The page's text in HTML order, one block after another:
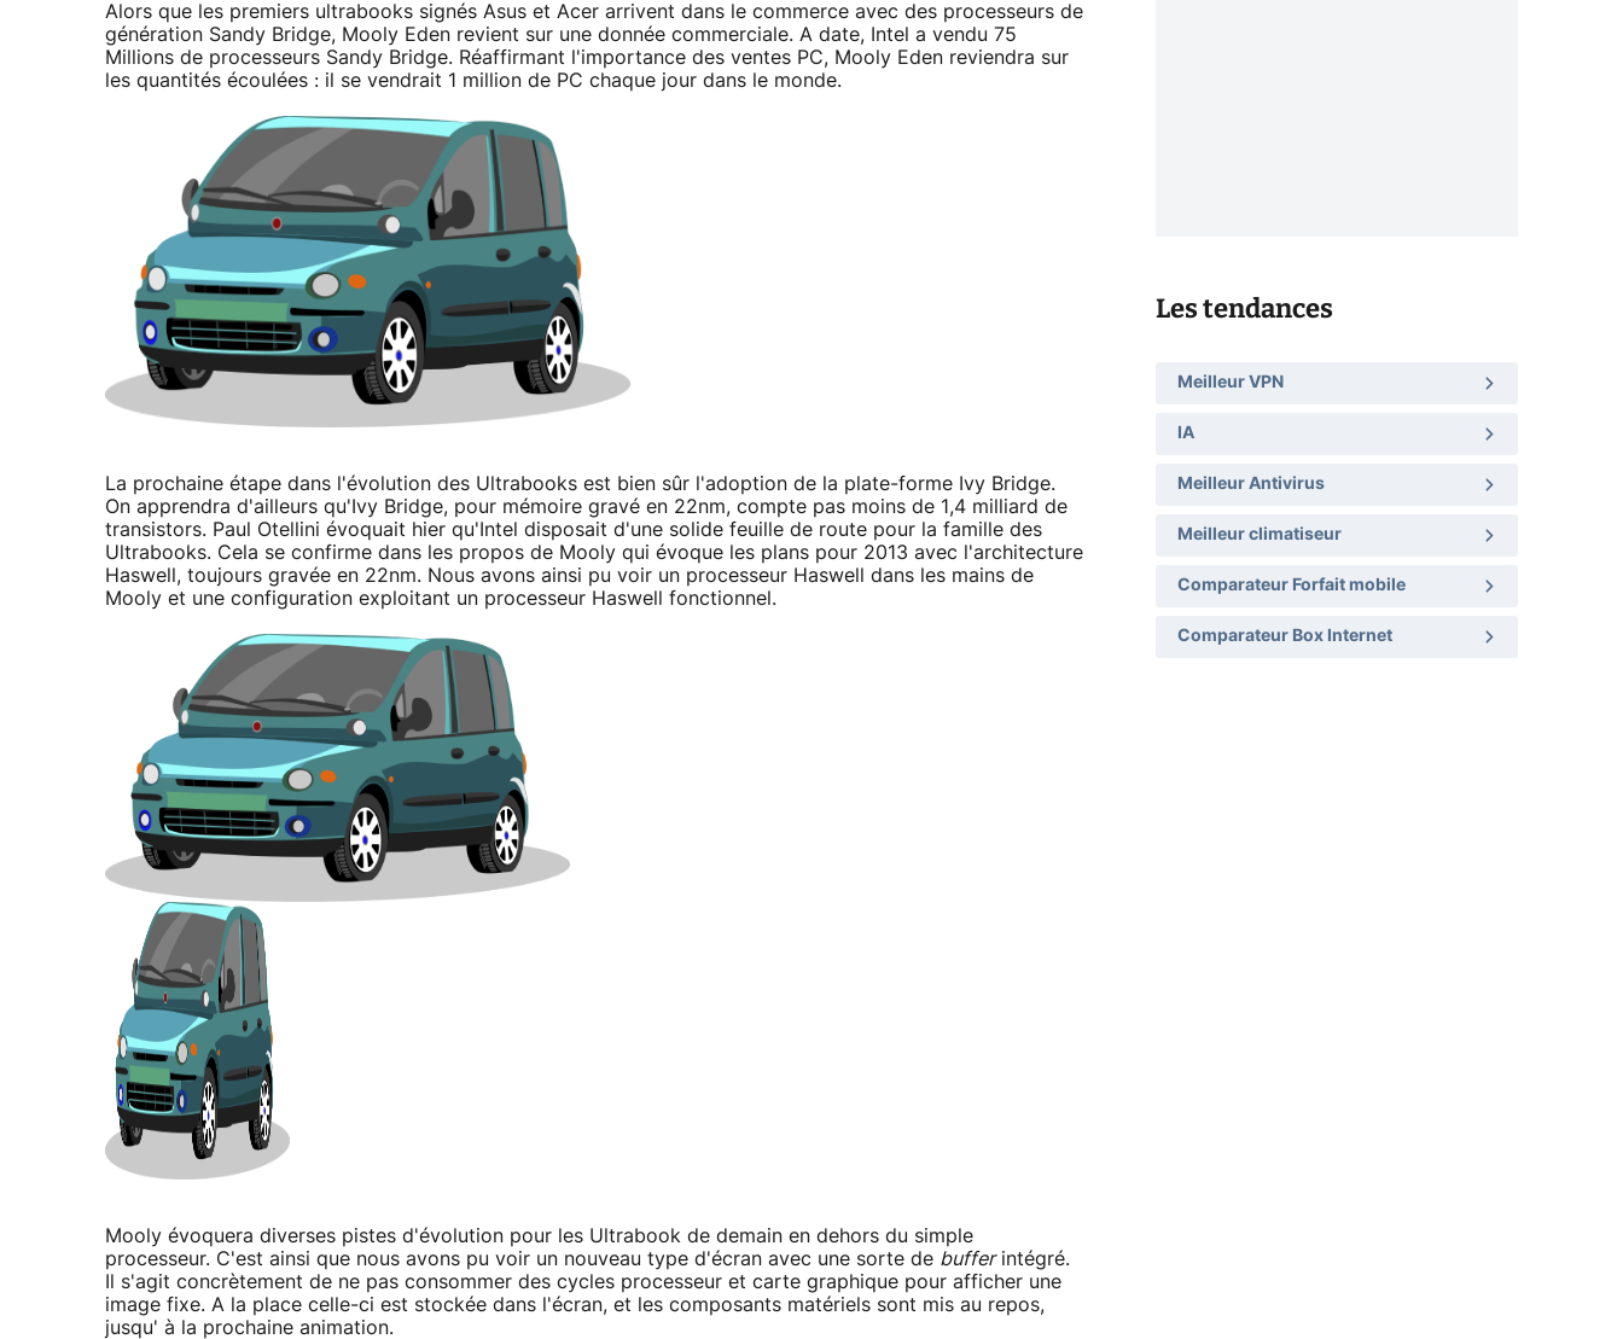
Alors que les premiers ultrabooks signés Asus et Acer arrivent dans le commerce avec des processeurs de
génération Sandy Bridge, Mooly Eden revient sur une donnée commerciale. A date, Intel a vendu 75
Millions de processeurs Sandy Bridge. Réaffirmant l'importance des ventes PC, Mooly Eden reviendra sur
les quantités écoulées : il se vendrait 1 million de PC chaque jour dans le monde.
La prochaine étape dans l'évolution des Ultrabooks est bien sûr l'adoption de la plate-forme Ivy Bridge.
On apprendra d'ailleurs qu'Ivy Bridge, pour mémoire gravé en 22nm, compte pas moins de 1,4 milliard de
transistors. Paul Otellini évoquait hier qu'Intel disposait d'une solide feuille de route pour la famille des
Ultrabooks. Cela se confirme dans les propos de Mooly qui évoque les plans pour 2013 avec l'architecture
Haswell, toujours gravée en 22nm. Nous avons ainsi pu voir un processeur Haswell dans les mains de
Mooly et une configuration exploitant un processeur Haswell fonctionnel.
Mooly évoquera diverses pistes d'évolution pour les Ultrabook de demain en dehors du simple
processeur. C'est ainsi que nous avons pu voir un nouveau type d'écran avec une sorte de bufferintégré.
Il s'agit concrètement de ne pas consommer des cycles processeur et carte graphique pour afficher une
image fixe. A la place celle-ci est stockée dans l'écran, et les composants matériels sont mis au repos,
jusqu' à la prochaine animation.
Les tendances
Meilleur VPN
IA
Meilleur Antivirus
Meilleur climatiseur
Comparateur Forfait mobile
Comparateur Box Internet